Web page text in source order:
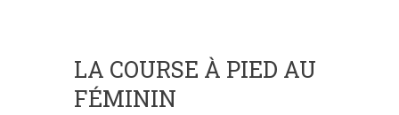
LA COURSE À PIED AU
FÉMININ